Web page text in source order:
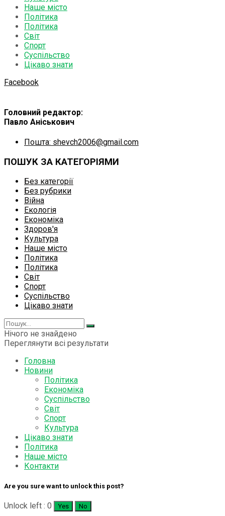
Наше місто
Політика
Політика
Світ
Спорт
Суспільство
Цікаво знати
Facebook
Головний редактор:
Павло Аніськович
Пошта: shevch2006@gmail.com
ПОШУК ЗА КАТЕГОРІЯМИ
Без категорії
Без рубрики
Війна
Екологія
Економіка
Здоров'я
Культура
Наше місто
Політика
Політика
Світ
Спорт
Суспільство
Цікаво знати
Нічого не знайдено
Переглянути всі результати
Головна
Новини
Політика
Економіка
Суспільство
Світ
Спорт
Культура
Цікаво знати
Політика
Наше місто
Контакти
Are you sure want to unlock this post?
Unlock left : 0 Yes No